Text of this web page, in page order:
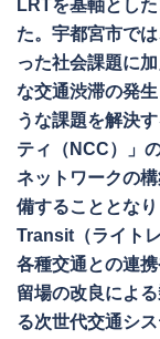
LRTを基軸とし
た。宇都宮市で
った社会課題に
な交通渋滞の発
うな課題を解決
ティ（NCC）」
ネットワークの
備することとな
Transit（ライト
各種交通との連
留場の改良によ
る次世代交通シ